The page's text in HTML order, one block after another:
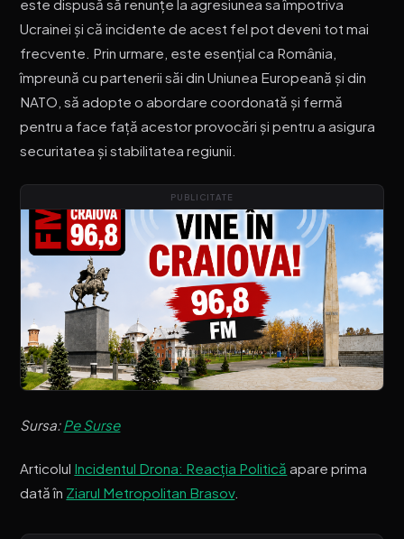
este dispusă să renunțe la agresiunea sa împotriva
Ucrainei și că incidente de acest fel pot deveni tot mai
frecvente. Prin urmare, este esențial ca România,
împreună cu partenerii săi din Uniunea Europeană și din
NATO, să adopte o abordare coordonată și fermă
pentru a face față acestor provocări și pentru a asigura
securitatea și stabilitatea regiunii.
PUBLICITATE
Sursa:Pe Surse
Articolul Incidentul Drona: Reacția Politică apare prima
dată în Ziarul Metropolitan Brasov.